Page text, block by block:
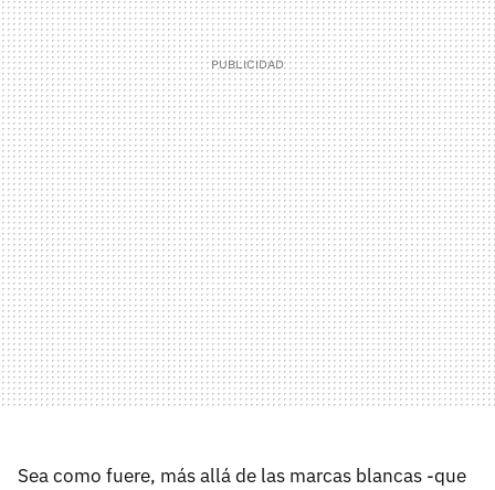
Sea como fuere, más allá de las marcas blancas -que